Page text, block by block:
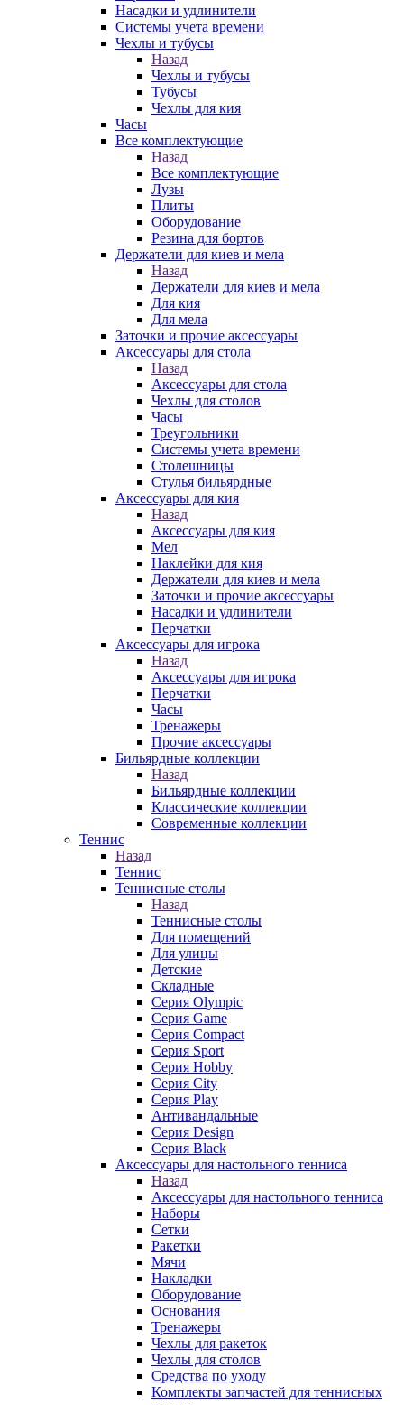
Насадки и удлинители
Системы учета времени
Чехлы и тубусы
Назад
Чехлы и тубусы
Тубусы
Чехлы для кия
Часы
Все комплектующие
Назад
Все комплектующие
Лузы
Плиты
Оборудование
Резина для бортов
Держатели для киев и мела
Назад
Держатели для киев и мела
Для кия
Для мела
Заточки и прочие аксессуары
Аксессуары для стола
Назад
Аксессуары для стола
Чехлы для столов
Часы
Треугольники
Системы учета времени
Столешницы
Стулья бильярдные
Аксессуары для кия
Назад
Аксессуары для кия
Мел
Наклейки для кия
Держатели для киев и мела
Заточки и прочие аксессуары
Насадки и удлинители
Перчатки
Аксессуары для игрока
Назад
Аксессуары для игрока
Перчатки
Часы
Тренажеры
Прочие аксессуары
Бильярдные коллекции
Назад
Бильярдные коллекции
Классические коллекции
Современные коллекции
Теннис
Назад
Теннис
Теннисные столы
Назад
Теннисные столы
Для помещений
Для улицы
Детские
Складные
Серия Olympic
Серия Game
Серия Compact
Серия Sport
Серия Hobby
Серия City
Серия Play
Антивандальные
Серия Design
Серия Black
Аксессуары для настольного тенниса
Назад
Аксессуары для настольного тенниса
Наборы
Сетки
Ракетки
Мячи
Накладки
Оборудование
Основания
Тренажеры
Чехлы для ракеток
Чехлы для столов
Средства по уходу
Комплекты запчастей для теннисных